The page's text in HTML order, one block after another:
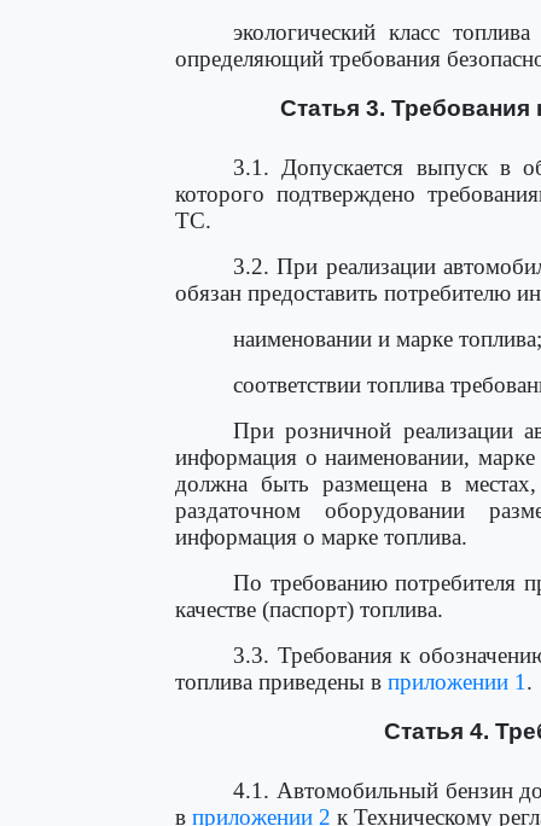
экологический класс
определяющий требования
Статья 3.
3.1. Допускается выпуск в
которого подтверждено
ТС.
3.2. При реализации
обязан предоставить потребителю
наименовании и марке топлива;
соответствии топлива
При розничной реализации
информация о наименовании, марке
должна быть размещена в
раздаточном оборудовании
информация о марке топлива.
По требованию потребителя
качестве (паспорт) топлива.
3.3. Требования к
топлива приведены в приложении 1 .
Статья 4.
4.1. Автомобильный бензин
в приложении 2 к Техническому